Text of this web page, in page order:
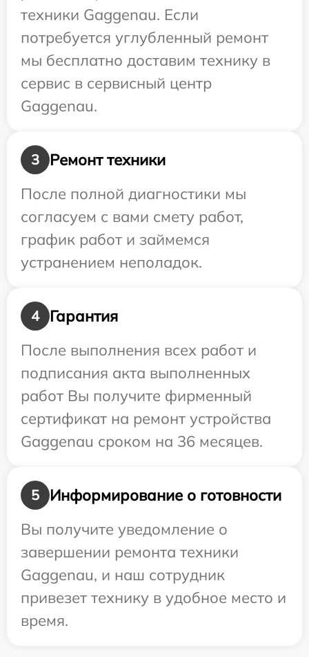
техники Gaggenau. Если
потребуется углубленный ремонт
мы бесплатно доставим технику в
сервис в сервисный центр
Gaggenau.
3
Ремонт техники
После полной диагностики мы
согласуем с вами смету работ,
график работ и займемся
устранением неполадок.
4
Гарантия
После выполнения всех работ и
подписания акта выполненных
работ Вы получите фирменный
сертификат на ремонт устройства
Gaggenau сроком на 36 месяцев.
5
Информирование о готовности
Вы получите уведомление о
завершении ремонта техники
Gaggenau, и наш сотрудник
привезет технику в удобное место и
время.